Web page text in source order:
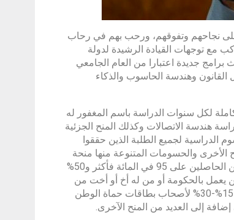
على نجاحهم وتفوقهم، ورحب بهم في رحاب
مع توجهات القيادة الرشيدة لدولة
برامج جديدة اعتبارا من العام الجامعي
طرح 3 برامج جديدة في مجال القانون وهندسة الحاسوب والذكاء
لكل سنوات الدراسة باسم المغفور له
هندسة الاتصالات وكذلك المنح الجزئية
في التخصصات الأخرى، وتخفيض 50% على الرسوم الدراسية لجميع الطلبة الذين حققوا
الأخرى والحسومات المتنوعة منها منحة
وزارة التربية والتعليم ومنحة من رجل الأعمال عادل الكامل لخمسة من الطلبة المتفوقين الحاصلين على 95 في المائة فأكثر و50%
الخليجي ومن يعمل بالحكومة أو من له أخ أو أخت من
الدارسين في الجامعة و20% لذوي الاحتياجات الخاصةو 35% لحاملي بطاقة إسعاد، ومن 15%-30% لأصحاب بطاقات حماة الوطن
إلى العديد من المنح الآخرى.